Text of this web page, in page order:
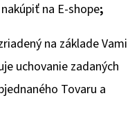
na E-shope;
na základe Vami
uchovanie zadaných
Tovaru a